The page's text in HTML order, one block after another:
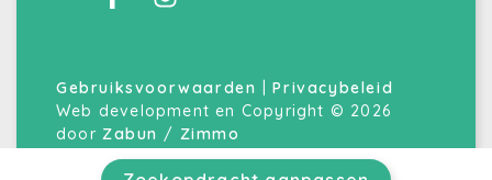
Gebruiksvoorwaarden |Privacybeleid
Web development en Copyright © 2026
door Zabun / Zimmo